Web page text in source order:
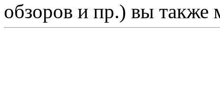
обзоров и пр.) вы также